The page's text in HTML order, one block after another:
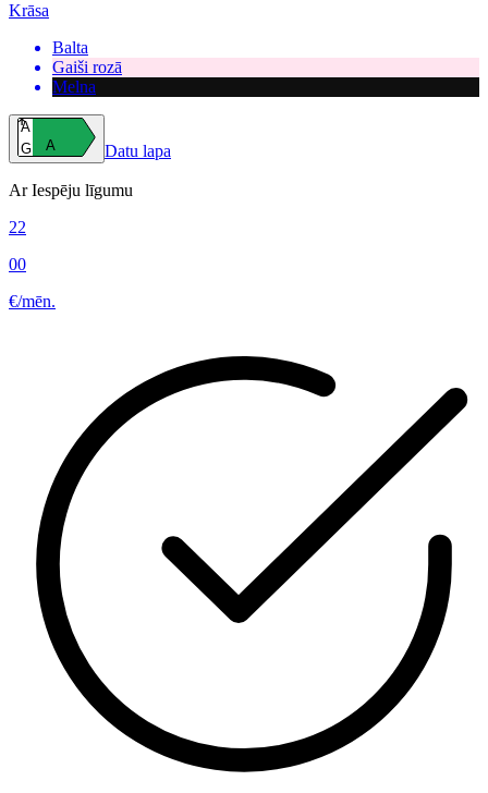
Krāsa
Balta
Gaiši rozā
Melna
A
G
A Datu lapa
Ar Iespēju līgumu
22
00
€/mēn.